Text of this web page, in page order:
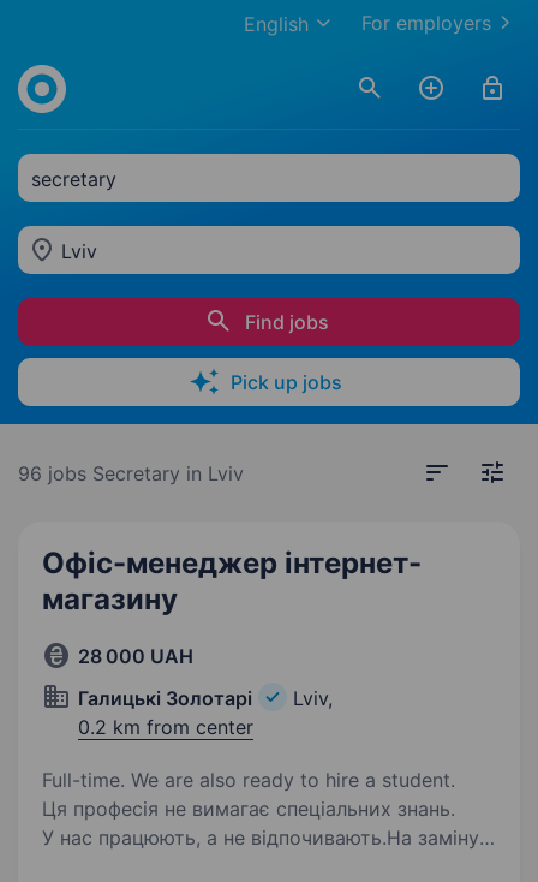
For employers
English
secretary
Lviv
Find jobs
Pick up jobs
96 jobs Secretary in Lviv
Офіс-менеджер інтернет-
магазину
28 000 UAH
Галицькі Золотарі
Lviv,
0.2 km from center
Full-time. We are also ready to hire a student.
Ця професія не вимагає спеціальних знань.
У нас працюють, а не відпочивають.На заміну